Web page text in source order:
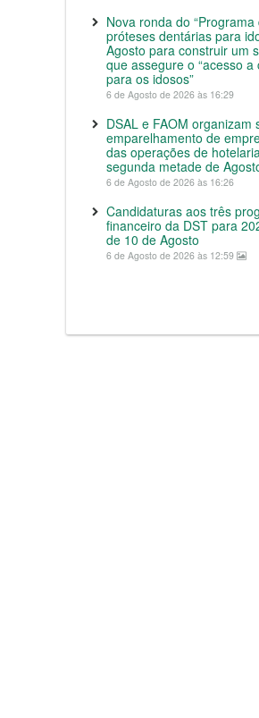
Nova ronda do
próteses dentárias para
Agosto para construir um
que assegure o “acesso
para os idosos”
6 de Agosto de 2026 às 16:29
DSAL e FAOM organizam
emparelhamento de
das operações de
segunda metade de
6 de Agosto de 2026 às 16:26
Candidaturas aos três
financeiro da DST para
de 10 de Agosto
6 de Agosto de 2026 às 12:59